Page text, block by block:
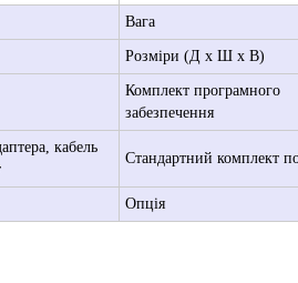
Вага
Розміри (Д х Ш х В)
Комплект програмного
забезпечення
кабель
Стандартний комплект
Опція